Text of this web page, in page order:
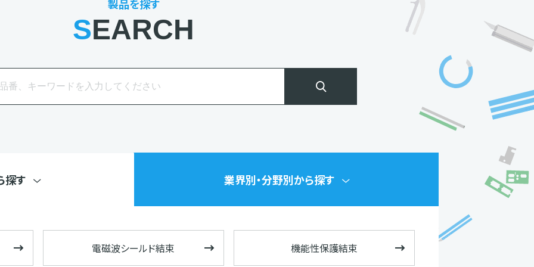
製品を探す
SEARCH
探す 業界別・分野別から探す
電磁波シールド結束 機能性保護結束